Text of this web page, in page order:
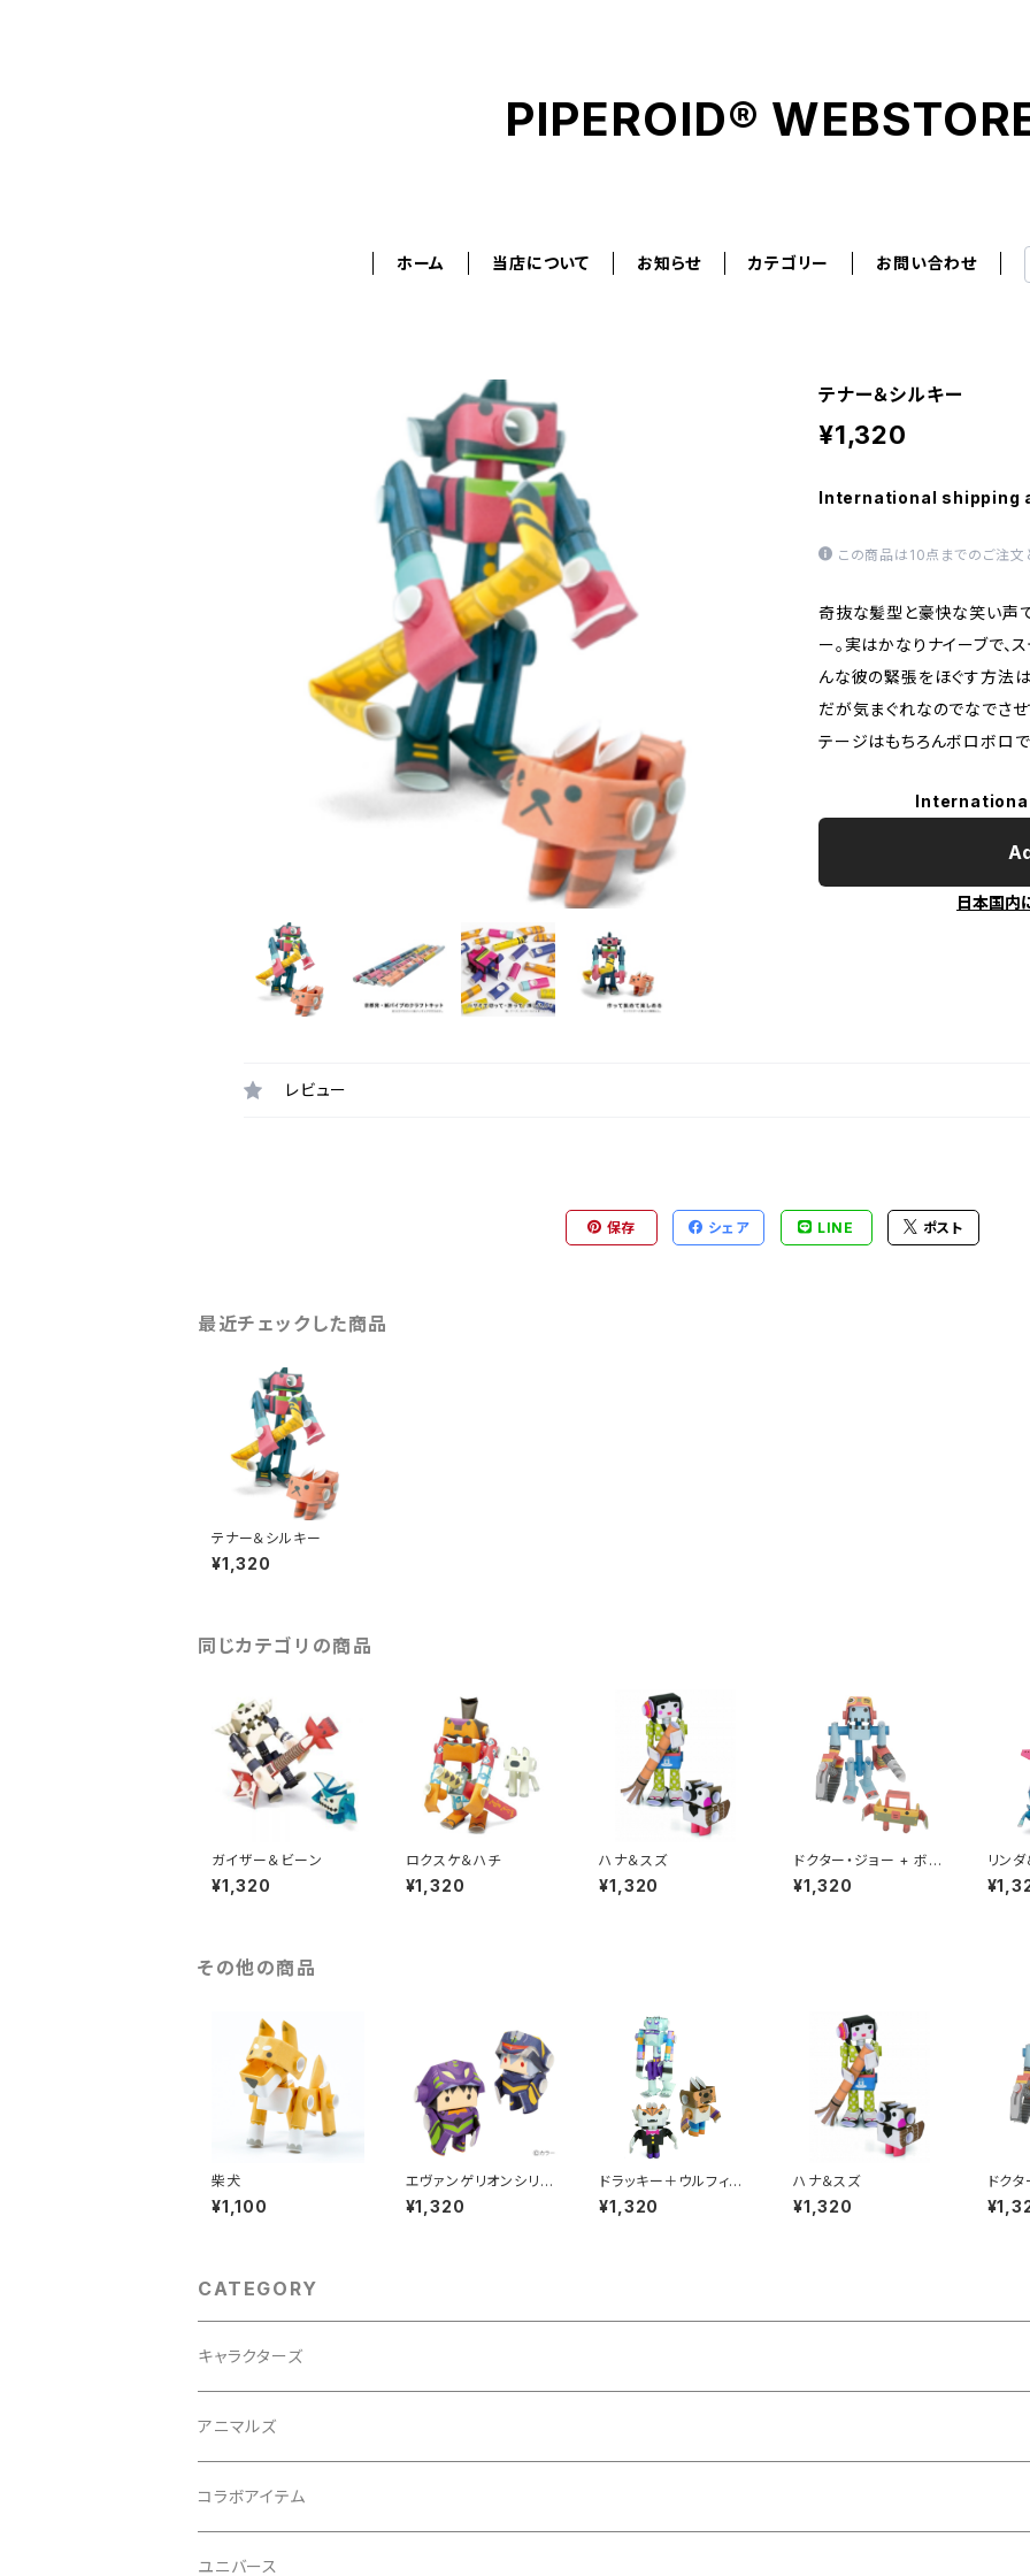
PIPEROID®
ホーム 当店について お知らせ カテゴリー お問い合わせ
テナー＆シルキー
¥1,320
International shipping
この商品は10点までのご注文
奇抜な髪型と豪快な笑い声
ー。実はかなりナイーブで、
んな彼の緊張をほぐす方法は
だが気まぐれなのでなでさ
テージはもちろんボロボロで
日本国内
レビュー
保存 シェア LINE ポスト
最近チェックした商品
テナー＆シルキー
¥1,320
同じカテゴリの商品
ガイザー＆ビーン
¥1,320
ロクスケ＆ハチ
¥1,320
ハナ＆スズ
¥1,320
ドクター・ジョー + ボク
シー
¥1,320
リン
その他の商品
柴犬
¥1,100
エヴァンゲリオンシリー
ズ [シンジ & カオル]
¥1,320
ドラッキー＋ウルフィー
＋フランキー
¥1,320
ハナ＆スズ
¥1,320
ドク
シー
CATEGORY
キャラクターズ
アニマルズ
イヌシリーズ
ネコシリーズ
コラボアイテム
初音ミクシリーズ
ユニバース